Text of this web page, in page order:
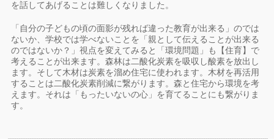
を話してあげることは難しくなりました。
「自分の子どもの頃の面影が残れば違った教育が出来る」のでは
ないか、学校では学べないことを「親として伝えることが出来る
のではないか？」視点を変えてみると「環境問題」も【住育】で
考えることが出来ます。森林は二酸化炭素を吸収し酸素を放出し
ます。そして木材は炭素を溜め住宅に使われます。木材を再活用
することは二酸化炭素削減に繋がります。森と住宅から環境を考
えます。それは「もったいないの心」を育てることにも繋がりま
す。